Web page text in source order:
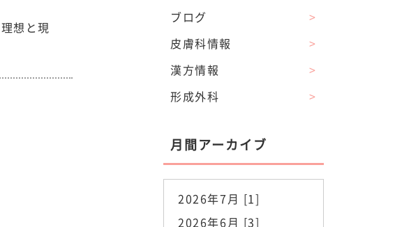
想と現
ブログ
>
皮膚科情報
>
漢方情報
>
形成外科
>
月間アーカイブ
2026年7月 [1]
2026年6月 [3]